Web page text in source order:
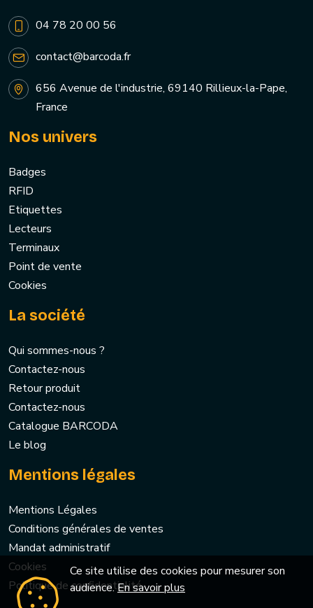
04 78 20 00 56
contact@barcoda.fr
656 Avenue de l'industrie, 69140 Rillieux-la-Pape,
France
Nos univers
Badges
RFID
Etiquettes
Lecteurs
Terminaux
Point de vente
Cookies
La société
Qui sommes-nous ?
Contactez-nous
Retour produit
Contactez-nous
Catalogue BARCODA
Le blog
Mentions légales
Mentions Légales
Conditions générales de ventes
Mandat administratif
Cookies
Politique de confidentialité
Ce site utilise des cookies pour mesurer son
audience.En savoir plus